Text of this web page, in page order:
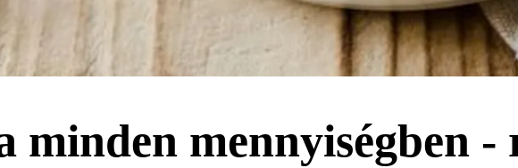
minden mennyiségben -